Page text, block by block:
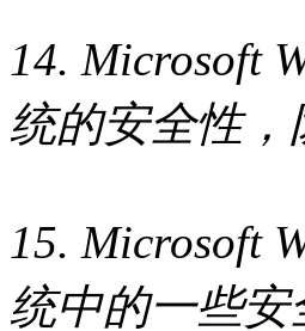
14. Microsoft
统的安全性
15. Microsoft
统中的一些